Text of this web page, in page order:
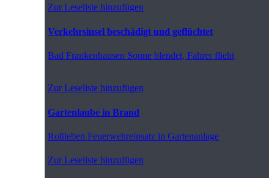
Zur Leseliste hinzufügen
Verkehrsinsel beschädigt und geflüchtet
Bad Frankenhausen Sonne blendet, Fahrer flieht
Zur Leseliste hinzufügen
Gartenlaube in Brand
Roßleben Feuerwehreinsatz in Gartenanlage
Zur Leseliste hinzufügen